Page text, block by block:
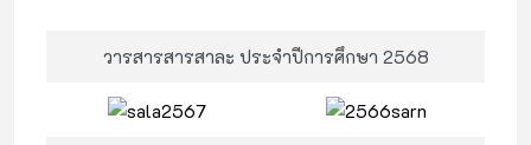
วารสารสารสาละ ประจำปีการศึกษา 2568